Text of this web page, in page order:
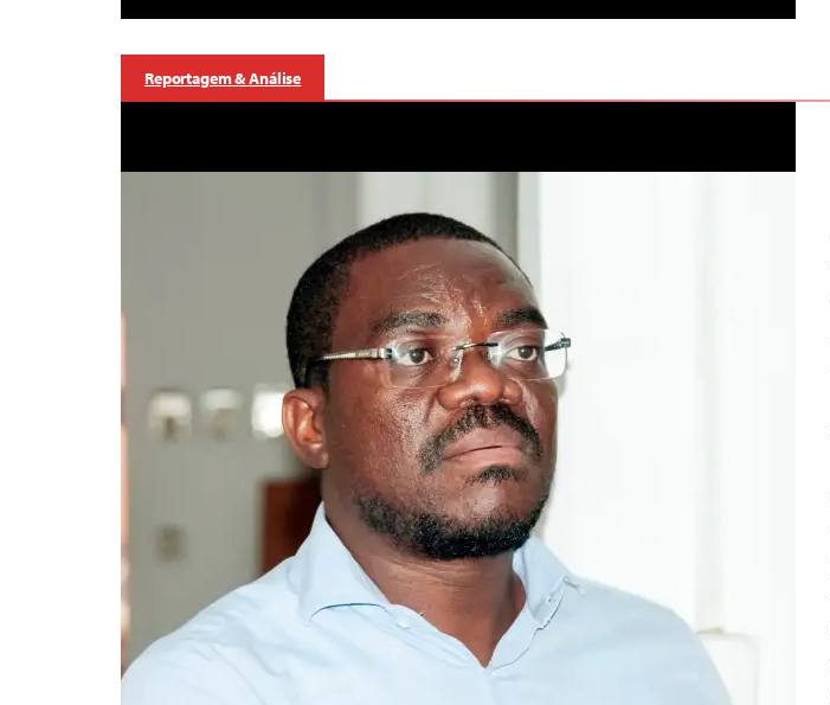
Reportagem & Análise